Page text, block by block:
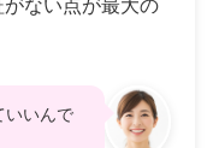
ない点が最大の
いいんで